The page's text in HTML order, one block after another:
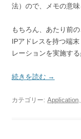
法）ので、メモの意
もちろん、あたり前
IPアドレスを持つ端
レーションを実施する
続きを読む →
カテゴリー: Application、